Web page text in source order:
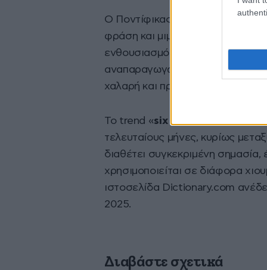
Ο Ποντίφικας φαίνεται να
φράση και μιμούμενος τις ίδιες
ενθουσιασμό. Το στιγμιότυπο
αναπαραγωγών στα social media,
χαλαρή και προσιτή εικόνα του
Το trend «six seven
τελευταίους μήνες, κυρίως
διαθέτει συγκεκριμένη σημασία,
χρησιμοποιείται σε διάφορα
ιστοσελίδα Dictionary.com
2025.
Διαβάστε σχετικά